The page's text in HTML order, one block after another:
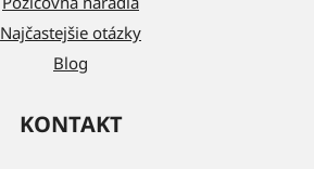
Najčastejšie otázky
Blog
KONTAKT